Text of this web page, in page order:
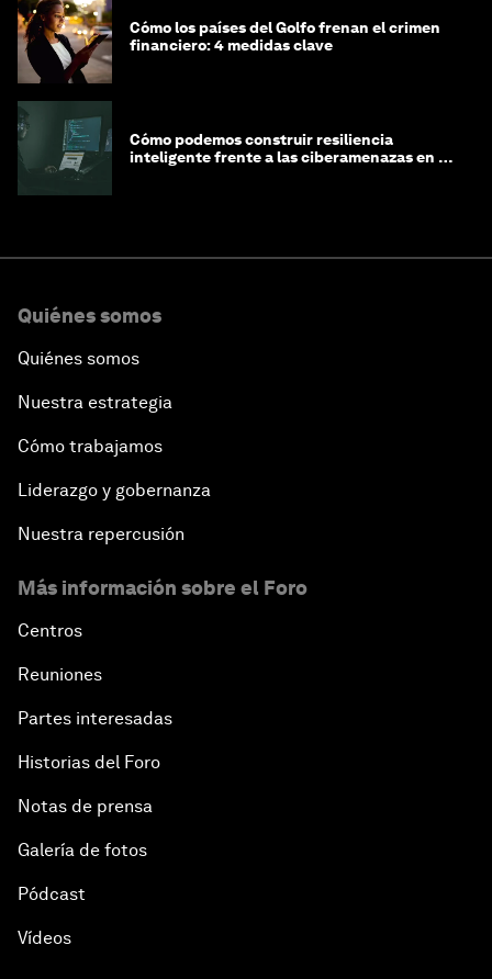
Cómo los países del Golfo frenan el crimen
financiero: 4 medidas clave
Cómo podemos construir resiliencia
inteligente frente a las ciberamenazas en la
Quiénes somos
Quiénes somos
Nuestra estrategia
Cómo trabajamos
Liderazgo y gobernanza
Nuestra repercusión
Más información sobre el Foro
Centros
Reuniones
Partes interesadas
Historias del Foro
Notas de prensa
Galería de fotos
Pódcast
Vídeos